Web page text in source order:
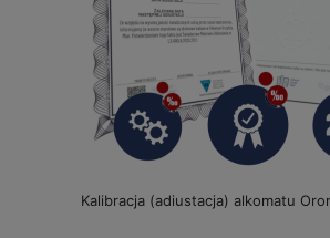
Kalibracja (adiustacja) alkomatu